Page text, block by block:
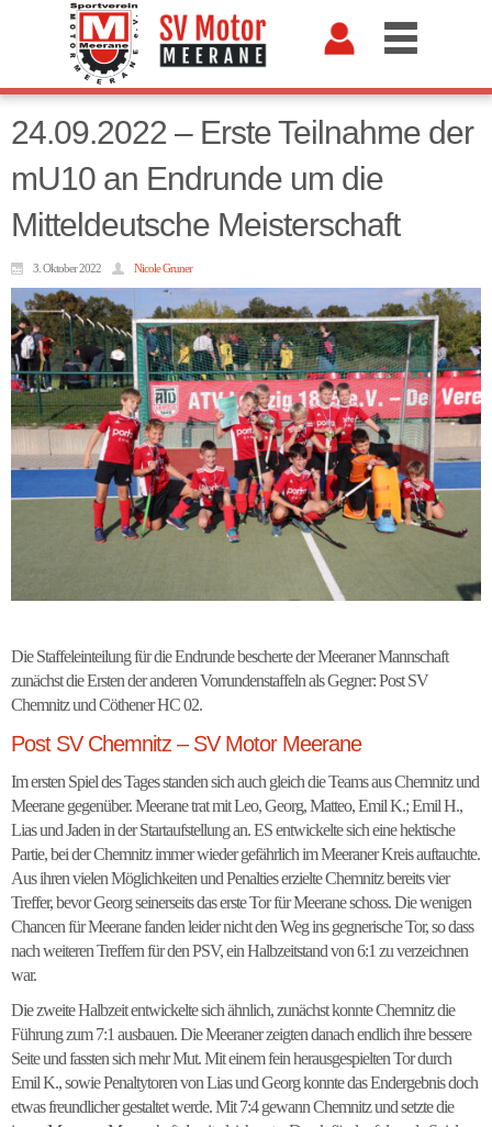
24.09.2022 – Erste Teilnahme der
mU10 an Endrunde um die
Mitteldeutsche Meisterschaft
3. Oktober 2022 Nicole Gruner
Die Staffeleinteilung für die Endrunde bescherte der Meeraner Mannschaft
zunächst die Ersten der anderen Vorrundenstaffeln als Gegner: Post SV
Chemnitz und Cöthener HC 02.
Post SV Chemnitz – SV Motor Meerane
Im ersten Spiel des Tages standen sich auch gleich die Teams aus Chemnitz und
Meerane gegenüber. Meerane trat mit Leo, Georg, Matteo, Emil K.; Emil H.,
Lias und Jaden in der Startaufstellung an. ES entwickelte sich eine hektische
Partie, bei der Chemnitz immer wieder gefährlich im Meeraner Kreis auftauchte.
Aus ihren vielen Möglichkeiten und Penalties erzielte Chemnitz bereits vier
Treffer, bevor Georg seinerseits das erste Tor für Meerane schoss. Die wenigen
Chancen für Meerane fanden leider nicht den Weg ins gegnerische Tor, so dass
nach weiteren Treffern für den PSV, ein Halbzeitstand von 6:1 zu verzeichnen
war.
Die zweite Halbzeit entwickelte sich ähnlich, zunächst konnte Chemnitz die
Führung zum 7:1 ausbauen. Die Meeraner zeigten danach endlich ihre bessere
Seite und fassten sich mehr Mut. Mit einem fein herausgespielten Tor durch
Emil K., sowie Penaltytoren von Lias und Georg konnte das Endergebnis doch
etwas freundlicher gestaltet werde. Mit 7:4 gewann Chemnitz und setzte die